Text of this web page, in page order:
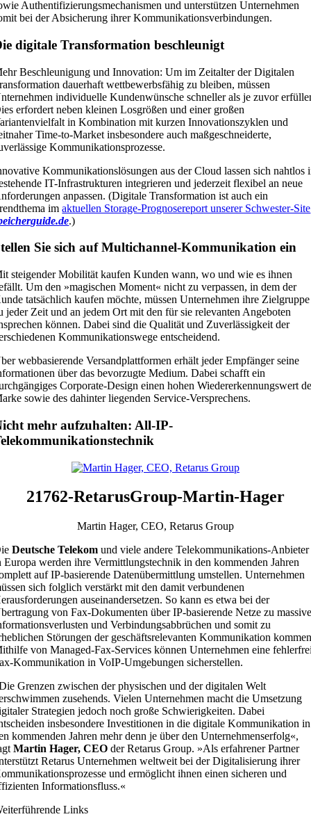
Authentifizierungsmechanismen und unterstützen Unternehmen
bei der Absicherung ihrer Kommunikationsverbindungen.
digitale Transformation beschleunigt
Beschleunigung und Innovation: Um im Zeitalter der Digitalen
dauerhaft wettbewerbsfähig zu bleiben, müssen
individuelle Kundenwünsche schneller als je zuvor
erfordert neben kleinen Losgrößen und einer großen
in Kombination mit kurzen Innovationszyklen und
Time-to-Market insbesondere auch maßgeschneiderte,
Kommunikationsprozesse.
Kommunikationslösungen aus der Cloud lassen sich nahtlos
IT-Infrastrukturen integrieren und jederzeit flexibel an neue
anpassen. (Digitale Transformation ist auch ein
imaktuellen Storage-Prognosereport unserer Schwester-Site
.)
Sie sich auf Multichannel-Kommunikation ein
steigender Mobilität kaufen Kunden wann, wo und wie es ihnen
Um den »magischen Moment« nicht zu verpassen, in dem der
tatsächlich kaufen möchte, müssen Unternehmen ihre Zielgruppe
jeder Zeit und an jedem Ort mit den für sie relevanten Angeboten
können. Dabei sind die Qualität und Zuverlässigkeit der
Kommunikationswege entscheidend.
webbasierende Versandplattformen erhält jeder Empfänger seine
über das bevorzugte Medium. Dabei schafft ein
Corporate-Design einen hohen Wiedererkennungswert
sowie des dahinter liegenden Service-Versprechens.
mehr aufzuhalten: All-IP-
21762-RetarusGroup-Martin-Hager
Martin Hager, CEO, Retarus Group
Deutsche Telekom und viele andere Telekommunikations-Anbieter
Europa werden ihre Vermittlungstechnik in den kommenden Jahren
auf IP-basierende Datenübermittlung umstellen. Unternehmen
sich folglich verstärkt mit den damit verbundenen
auseinandersetzen. So kann es etwa bei der
von Fax-Dokumenten über IP-basierende Netze zu
und Verbindungsabbrüchen und somit zu
Störungen der geschäftsrelevanten Kommunikation
von Managed-Fax-Services können Unternehmen eine
Kommunikation in VoIP-Umgebungen sicherstellen.
Grenzen zwischen der physischen und der digitalen Welt
zusehends. Vielen Unternehmen macht die Umsetzung
Strategien jedoch noch große Schwierigkeiten. Dabei
insbesondere Investitionen in die digitale Kommunikation in
kommenden Jahren mehr denn je über den Unternehmenserfolg«,
Martin Hager, CEO der Retarus Group. »Als erfahrener Partner
Retarus Unternehmen weltweit bei der Digitalisierung ihrer
und ermöglicht ihnen einen sicheren und
Informationsfluss.«
Links